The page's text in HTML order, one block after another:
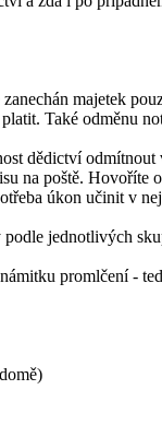
majetek
Také odměnu
dědictví odmítnout
na poště. Hovoříte
úkon učinit v
jednotlivých
promlčení -